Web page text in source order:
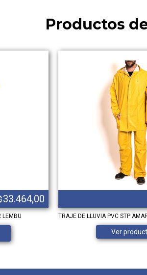
Productos
33.464,00
LEMBU TRAJE DE LLUVIA PVC STP
Ver